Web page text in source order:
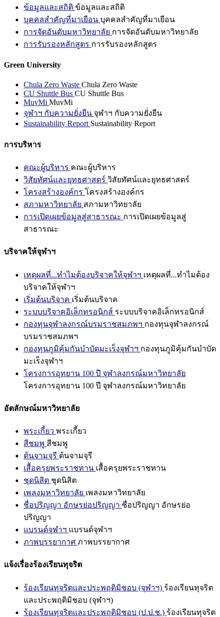
ข้อมูลและสถิติ ข้อมูลและสถิติ
บุคคลสำคัญที่มาเยือน บุคคลสำคัญที่มาเยือน
การจัดอันดับมหาวิทยาลัย การจัดอันดับมหาวิทยาลัย
การรับรองหลักสูตร การรับรองหลักสูตร
Green University
Chula Zero Waste Chula Zero Waste
CU Shuttle Bus CU Shuttle Bus
MuvMi MuvMi
จุฬาฯ กับความยั่งยืน จุฬาฯ กับความยั่งยืน
Sustainability Report Sustainability Report
การบริหาร
คณะผู้บริหาร คณะผู้บริหาร
วิสัยทัศน์และยุทธศาสตร์ วิสัยทัศน์และยุทธศาสตร์
โครงสร้างองค์กร โครงสร้างองค์กร
สภามหาวิทยาลัย สภามหาวิทยาลัย
การเปิดเผยข้อมูลสู่สาธารณะ การเปิดเผยข้อมูลสู่
สาธารณะ
บริจาคให้จุฬาฯ
เหตุผลที่...ทำไมต้องบริจาคให้จุฬาฯ เหตุผลที่...ทำไมต้อง
บริจาคให้จุฬาฯ
เริ่มต้นบริจาค เริ่มต้นบริจาค
ระบบบริจาคอิเล็กทรอนิกส์ ระบบบริจาคอิเล็กทรอนิกส์
กองทุนจุฬาลงกรณ์บรมราชสมภพฯ กองทุนจุฬาลงกรณ์
บรมราชสมภพฯ
กองทุนภูมิคุ้มกันบำบัดมะเร็งจุฬาฯ กองทุนภูมิคุ้มกันบำบัด
มะเร็งจุฬาฯ
โครงการอุทยาน 100 ปี จุฬาลงกรณ์มหาวิทยาลัย
โครงการอุทยาน 100 ปี จุฬาลงกรณ์มหาวิทยาลัย
อัตลักษณ์มหาวิทยาลัย
พระเกี้ยว พระเกี้ยว
สีชมพู สีชมพู
ต้นจามจุรี ต้นจามจุรี
เสื้อครุยพระราชทาน เสื้อครุยพระราชทาน
ชุดนิสิต ชุดนิสิต
เพลงมหาวิทยาลัย เพลงมหาวิทยาลัย
ชื่อปริญญา อักษรย่อปริญญา ชื่อปริญญา อักษรย่อ
ปริญญา
แบรนด์จุฬาฯ แบรนด์จุฬาฯ
ภาพบรรยากาศ ภาพบรรยากาศ
แจ้งเรื่องร้องเรียนทุจริต
ร้องเรียนทุจริตและประพฤติมิชอบ (จุฬาฯ) ร้องเรียนทุจริต
และประพฤติมิชอบ (จุฬาฯ)
ร้องเรียนทุจริตและประพฤติมิชอบ (ป.ป.ช.) ร้องเรียนทุจริต